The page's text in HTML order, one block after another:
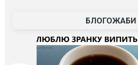
БЛОГОЖАБИ